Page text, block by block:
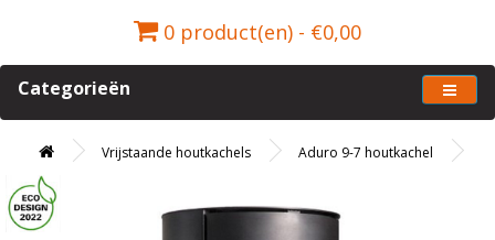
0 product(en) - €0,00
Categorieën
Vrijstaande houtkachels Aduro 9-7 houtkachel